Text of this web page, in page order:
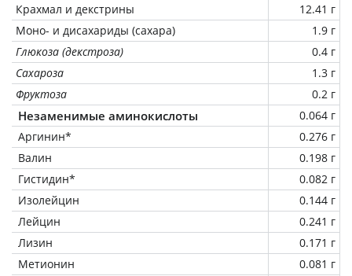
Крахмал и декстрины
12.41 г
Моно- и дисахариды (сахара)
1.9 г
Глюкоза (декстроза)
0.4 г
Сахароза
1.3 г
Фруктоза
0.2 г
Незаменимые аминокислоты
0.064 г
Аргинин*
0.276 г
Валин
0.198 г
Гистидин*
0.082 г
Изолейцин
0.144 г
Лейцин
0.241 г
Лизин
0.171 г
Метионин
0.081 г